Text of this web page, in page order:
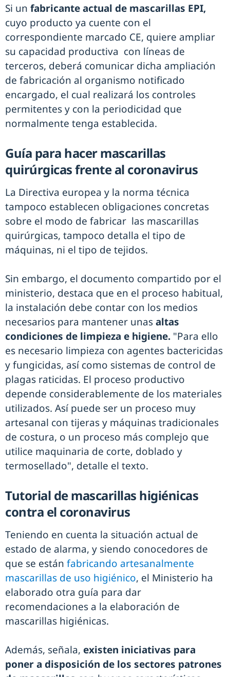
Si un fabricante actual de mascarillas EPI,
cuyo producto ya cuente con el
correspondiente marcado CE, quiere ampliar
su capacidad productiva con líneas de
terceros, deberá comunicar dicha ampliación
de fabricación al organismo notificado
encargado, el cual realizará los controles
permitentes y con la periodicidad que
normalmente tenga establecida.
Guía para hacer mascarillas
quirúrgicas frente al coronavirus
La Directiva europea y la norma técnica
tampoco establecen obligaciones concretas
sobre el modo de fabricar las mascarillas
quirúrgicas, tampoco detalla el tipo de
máquinas, ni el tipo de tejidos.
Sin embargo, el documento compartido por el
ministerio, destaca que en el proceso habitual,
la instalación debe contar con los medios
necesarios para mantener unasaltas
condiciones de limpieza e higiene. "Para ello
es necesario limpieza con agentes bactericidas
y fungicidas, así como sistemas de control de
plagas raticidas. El proceso productivo
depende considerablemente de los materiales
utilizados. Así puede ser un proceso muy
artesanal con tijeras y máquinas tradicionales
de costura, o un proceso más complejo que
utilice maquinaria de corte, doblado y
termosellado", detalle el texto.
Tutorial de mascarillas higiénicas
contra el coronavirus
Teniendo en cuenta la situación actual de
estado de alarma, y siendo conocedores de
que se están fabricando artesanalmente
mascarillas de uso higiénico, el Ministerio ha
elaborado otra guía para dar
recomendaciones a la elaboración de
mascarillas higiénicas.
Además, señala, existen iniciativas para
poner a disposición de los sectores patrones